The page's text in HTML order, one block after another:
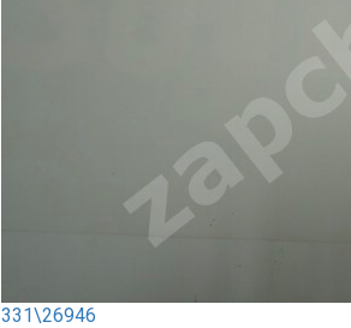
331\26946